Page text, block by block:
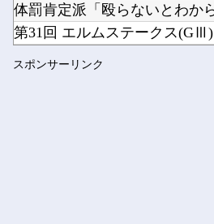
第31回 エルムステークス(GⅢ)
スポンサーリンク